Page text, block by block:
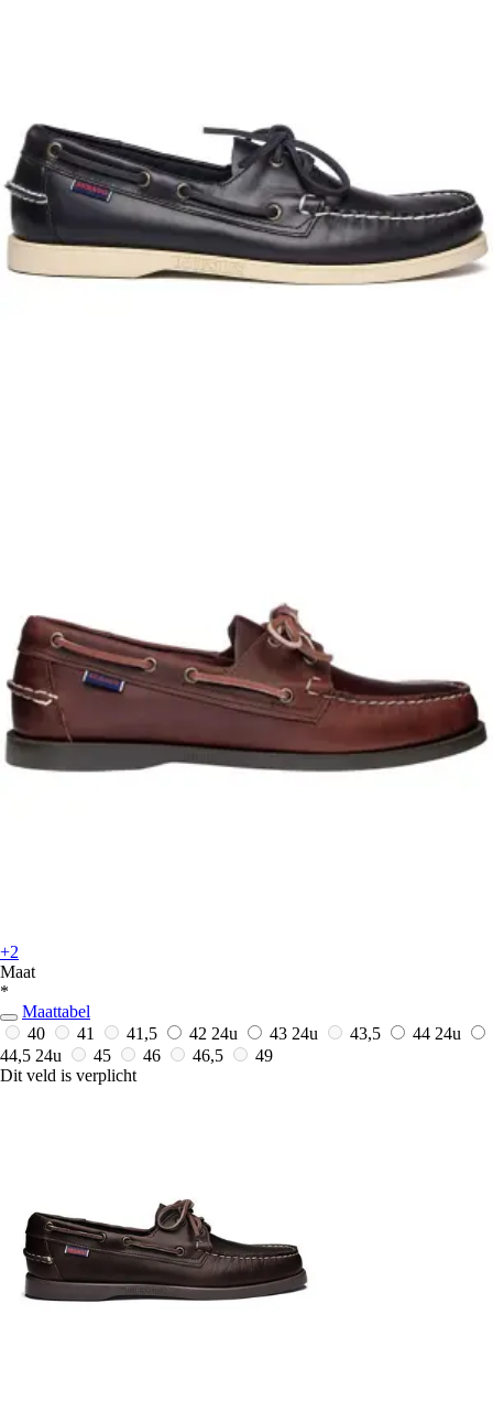
+2
Maat
*
Maattabel
40
41 41,5 42 24u 43 24u 43,5 44 24u
44,5 24u 45 46 46,5
49
Dit veld is verplicht